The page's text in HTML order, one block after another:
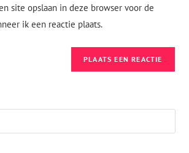
site opslaan in deze browser voor de
ik een reactie plaats.